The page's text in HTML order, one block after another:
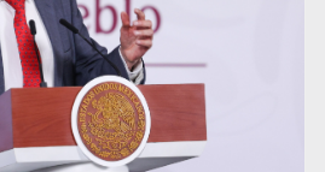
transparencia tras desaparición